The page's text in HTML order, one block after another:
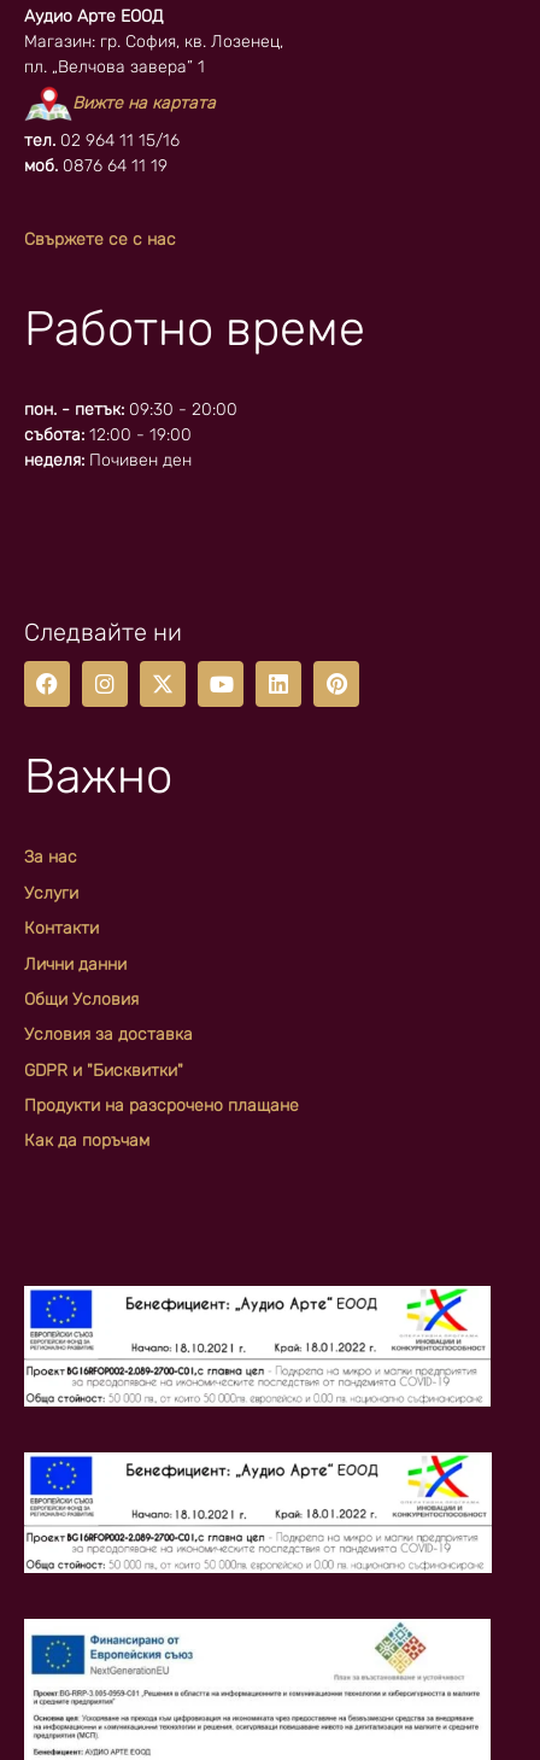
Аудио Арте ЕООД
Магазин: гр. София, кв. Лозенец,
пл. „Велчова завера” 1
Вижте на картата
тел. 02 964 11 15/16
моб. 0876 64 11 19
Свържете се с нас
Работно време
пон. - петък: 09:30 - 20:00
събота: 12:00 - 19:00
неделя: Почивен ден
Следвайте ни
Важно
За нас
Услуги
Контакти
Лични данни
Общи Условия
Условия за доставка
GDPR и "Бисквитки"
Продукти на разсрочено плащане
Как да поръчам